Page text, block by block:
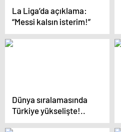
La Liga’da açıklama:
“Messi kalsın isterim!”
Dünya sıralamasında
Türkiye yükselişte!..